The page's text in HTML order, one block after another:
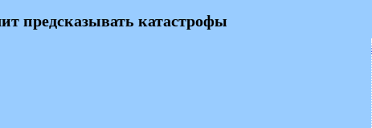
предсказывать катастрофы